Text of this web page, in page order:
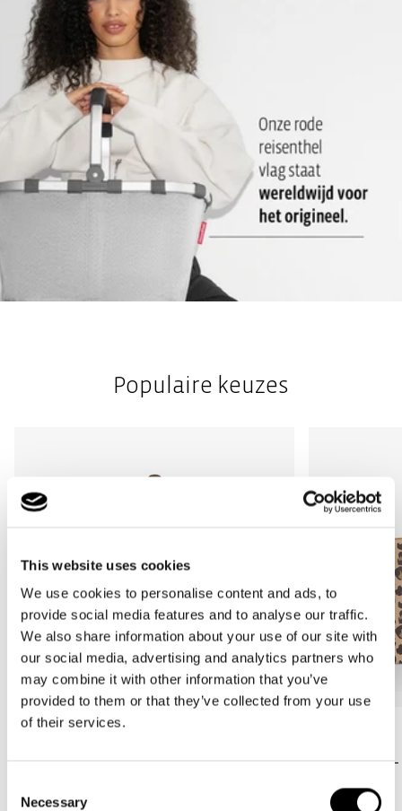
This website uses cookies
We use cookies to personalise content and ads, to
provide social media features and to analyse our traffic.
We also share information about your use of our site with
our social media, advertising and analytics partners who
may combine it with other information that you’ve
provided to them or that they’ve collected from your use
of their services.
Selection
Necessary
Populaire keuzes
Bestseller
Normale
59,95€
loopshopper L
Normale
59,95€